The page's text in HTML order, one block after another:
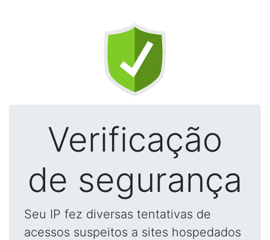
Verificação
de segurança
Seu IP fez diversas tentativas de
acessos suspeitos a sites hospedados